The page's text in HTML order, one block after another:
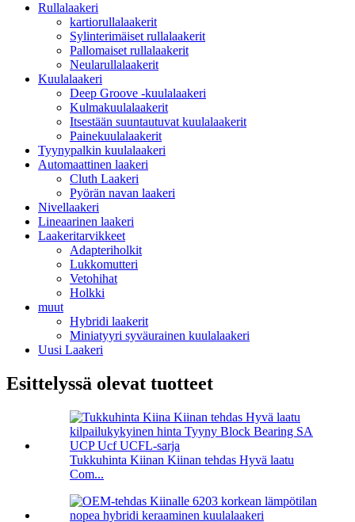
Rullalaakeri
kartiorullalaakerit
Sylinterimäiset rullalaakerit
Pallomaiset rullalaakerit
Neularullalaakerit
Kuulalaakeri
Deep Groove -kuulalaakeri
Kulmakuulalaakerit
Itsestään suuntautuvat kuulalaakerit
Painekuulalaakerit
Tyynypalkin kuulalaakeri
Automaattinen laakeri
Cluth Laakeri
Pyörän navan laakeri
Nivellaakeri
Lineaarinen laakeri
Laakeritarvikkeet
Adapteriholkit
Lukkomutteri
Vetohihat
Holkki
muut
Hybridi laakerit
Miniatyyri syväurainen kuulalaakeri
Uusi Laakeri
Esittelyssä olevat tuotteet
Tukkuhinta Kiinan Kiinan tehdas Hyvä laatu
Com...